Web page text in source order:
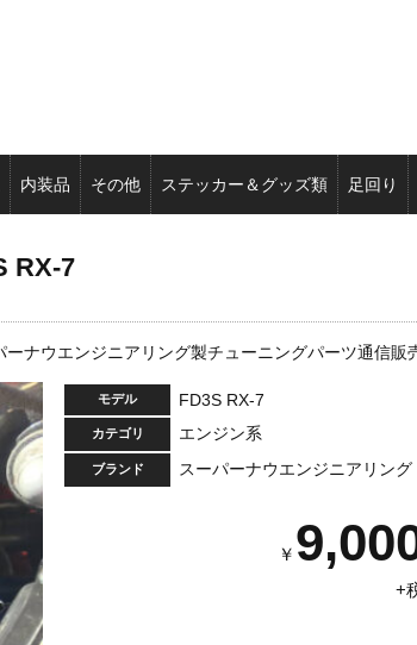
内装品 その他 ステッカー＆グッズ類 足回り
RX-7
ーナウエンジニアリング製チューニングパーツ通信販
モデル FD3S RX-7
カテゴリ エンジン系
ブランド スーパーナウエンジニアリング
￥
+